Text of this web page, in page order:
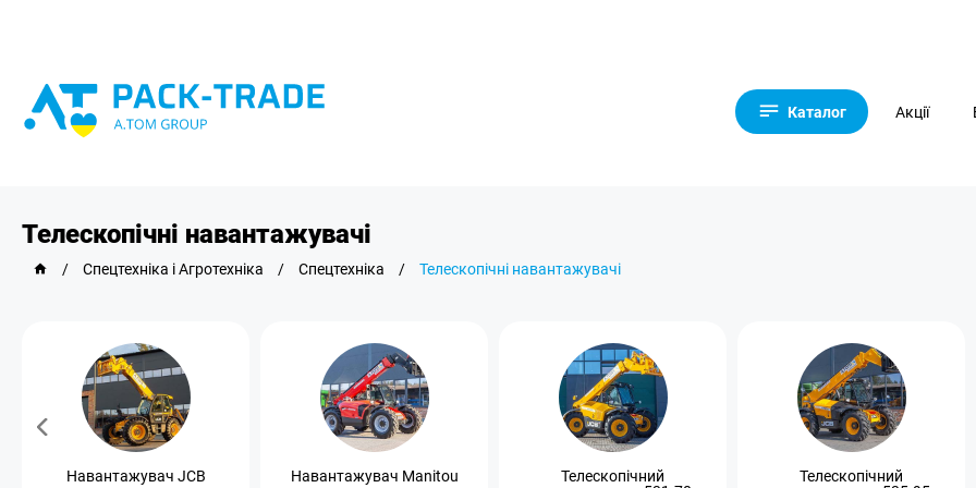
Каталог Акції
Телескопічні навантажувачі
/ Спецтехніка і Агротехніка / Спецтехніка / Телескопічні навантажувачі
Навантажувач JCB Навантажувач Manitou
Телескопічний
Телескопічний